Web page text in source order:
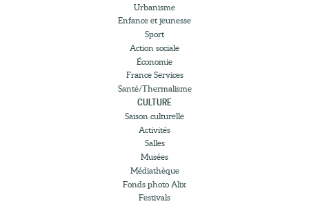
Urbanisme
Enfance et jeunesse
Sport
Action sociale
Économie
France Services
Santé/Thermalisme
CULTURE
Saison culturelle
Activités
Salles
Musées
Médiathèque
Fonds photo Alix
Festivals